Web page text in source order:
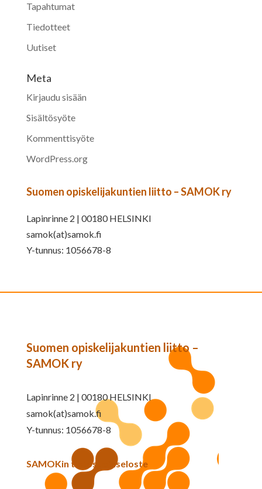
Tapahtumat
Tiedotteet
Uutiset
Meta
Kirjaudu sisään
Sisältösyöte
Kommenttisyöte
WordPress.org
Suomen opiskelijakuntien liitto – SAMOK ry
Lapinrinne 2 | 00180 HELSINKI
samok(at)samok.fi
Y-tunnus: 1056678-8
Suomen opiskelijakuntien liitto –
SAMOK ry
Lapinrinne 2 | 00180 HELSINKI
samok(at)samok.fi
Y-tunnus: 1056678-8
SAMOKin tietosuojaseloste